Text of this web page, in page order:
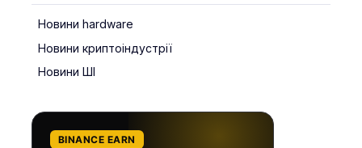
Новини hardware
Новини криптоіндустрії
Новини ШІ
BINANCE EARN